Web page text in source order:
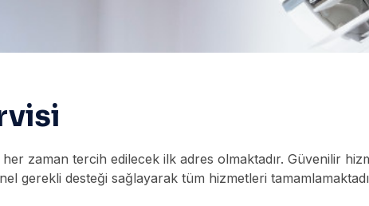
her zaman tercih edilecek ilk adres olmaktadır. Güvenilir
gerekli desteği sağlayarak tüm hizmetleri